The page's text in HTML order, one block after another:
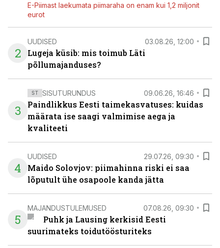
E-Piimast laekumata piimaraha on enam kui 1,2 miljonit
eurot
2
UUDISED 03.08.26, 12:00
Lugeja küsib: mis toimub Läti
põllumajanduses?
3
ST SISUTURUNDUS 09.06.26, 16:46
Paindlikkus Eesti taimekasvatuses: kuidas
määrata ise saagi valmimise aega ja
kvaliteeti
4
UUDISED 29.07.26, 09:30
Maido Solovjov: piimahinna riski ei saa
lõputult ühe osapoole kanda jätta
5
MAJANDUSTULEMUSED 07.08.26, 09:30
Puhk ja Lausing kerkisid Eesti
suurimateks toidutöösturiteks